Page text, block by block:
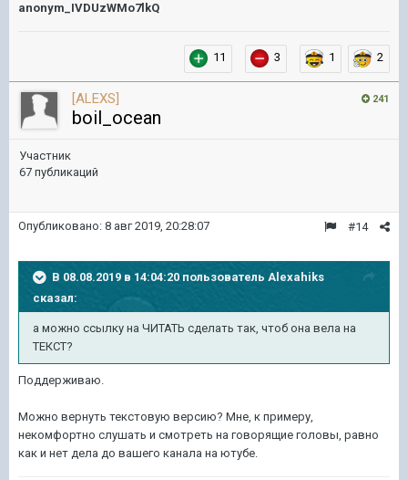
anonym_IVDUzWMo7lkQ
11 3 1 2
241
[ALEXS]
boil_ocean
Участник
67 публикаций
#14
Опубликовано: 8 авг 2019, 20:28:07
В 08.08.2019 в 14:04:20 пользователь Alexahiks
сказал:
а можно ссылку на ЧИТАТЬ сделать так, чтоб она вела на
ТЕКСТ?
Поддерживаю.
Можно вернуть текстовую версию? Мне, к примеру,
некомфортно слушать и смотреть на говорящие головы, равно
как и нет дела до вашего канала на ютубе.